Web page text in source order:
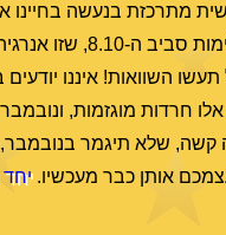
מתרכזת בנעשה בחיינו
לנעשה במדינה בנקודות
השוואות! איננו
גרוע. אלו חרדות מוגזמות,
שלא תיגמר בנובמבר,
אותן כבר מעכשיו.יחד